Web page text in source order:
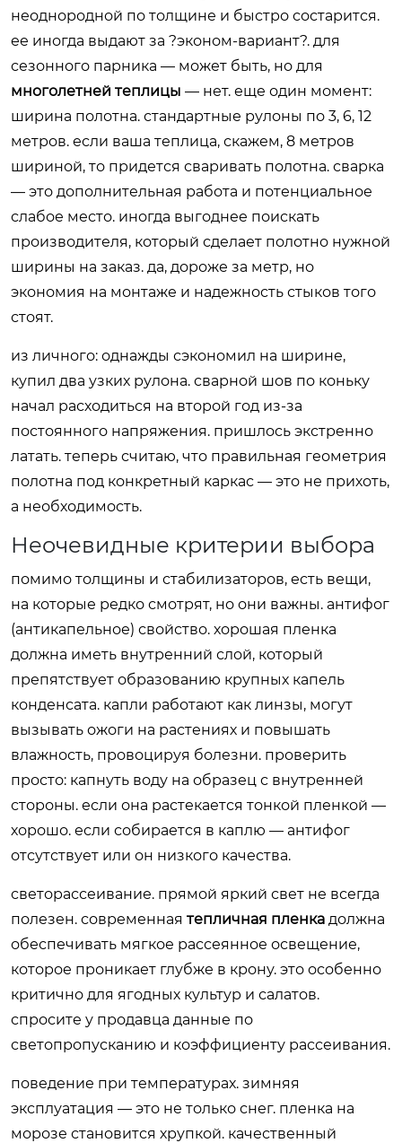
неоднородной по толщине и быстро состарится.
ее иногда выдают за ?эконом-вариант?. для
сезонного парника — может быть, но для
многолетней теплицы — нет. еще один момент:
ширина полотна. стандартные рулоны по 3, 6, 12
метров. если ваша теплица, скажем, 8 метров
шириной, то придется сваривать полотна. сварка
— это дополнительная работа и потенциальное
слабое место. иногда выгоднее поискать
производителя, который сделает полотно нужной
ширины на заказ. да, дороже за метр, но
экономия на монтаже и надежность стыков того
стоят.
из личного: однажды сэкономил на ширине,
купил два узких рулона. сварной шов по коньку
начал расходиться на второй год из-за
постоянного напряжения. пришлось экстренно
латать. теперь считаю, что правильная геометрия
полотна под конкретный каркас — это не прихоть,
а необходимость.
Неочевидные критерии выбора
помимо толщины и стабилизаторов, есть вещи,
на которые редко смотрят, но они важны. антифог
(антикапельное) свойство. хорошая пленка
должна иметь внутренний слой, который
препятствует образованию крупных капель
конденсата. капли работают как линзы, могут
вызывать ожоги на растениях и повышать
влажность, провоцируя болезни. проверить
просто: капнуть воду на образец с внутренней
стороны. если она растекается тонкой пленкой —
хорошо. если собирается в каплю — антифог
отсутствует или он низкого качества.
светорассеивание. прямой яркий свет не всегда
полезен. современная тепличная пленка должна
обеспечивать мягкое рассеянное освещение,
которое проникает глубже в крону. это особенно
критично для ягодных культур и салатов.
спросите у продавца данные по
светопропусканию и коэффициенту рассеивания.
поведение при температурах. зимняя
эксплуатация — это не только снег. пленка на
морозе становится хрупкой. качественный